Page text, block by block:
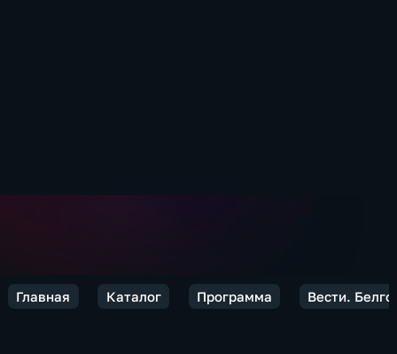
Главная Каталог Программа Вести.